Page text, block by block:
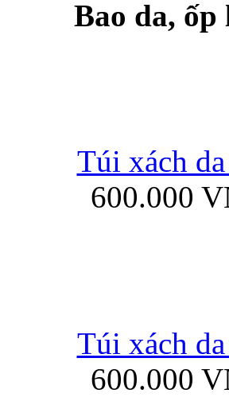
Ốp lưng silicon
Ốp lưng Samsung
Bao da,
Túi xách
600.000
Túi xách
600.000